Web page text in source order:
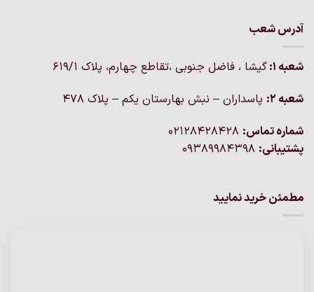
آدرس شعب
شعبه 1:
گيشا ، فاضل جنوبی ،تقاطع چهارم، پلاک 619/1
شعبه 2:
پاسداران – نبش بهارستان یکم – پلاک ۴۷۸
شماره تماس:
پشتیبانی:
مطمئن خرید نمایید